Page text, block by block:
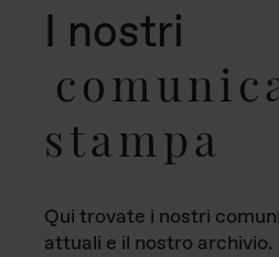
I nostri
stampa
Qui trovate i nostri
attuali e il nostro archivio.